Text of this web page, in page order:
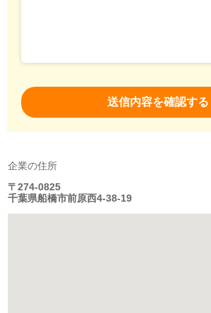
企業の住所
〒274-0825
千葉県船橋市前原西4-38-19